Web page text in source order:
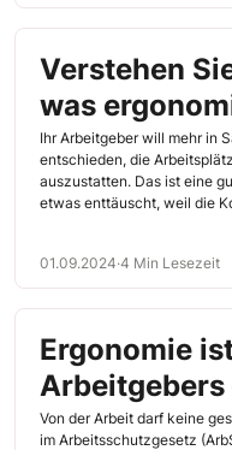
Verstehen
was
wirklich
Ihr Arbeitgeber will mehr in
entschieden, die
auszustatten. Das ist eine
etwas enttäuscht, weil die
Wissen eingreifen, denn
Gegenstände, sondern auf
eines Beispiels, wie Sie es
01.09.2024·4 Min Lesezeit
Ergonomie
Arbeitgebers
Gesetze und
Von der Arbeit darf keine
im Arbeitsschutzgesetz